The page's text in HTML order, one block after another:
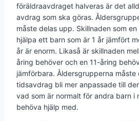
föräldraavdraget halveras är det
avdrag som ska göras.
måste delas upp. Skillnaden som
hjälpa ett barn som är 1 år jämfört
år är enorm. Likaså är skillnaden
åring behöver och en 11-åring
jämförbara. Åldersgrupperna måste
tidsavdrag bli mer anpassade till
vad som är normalt för andra barn i
behöva hjälp med.